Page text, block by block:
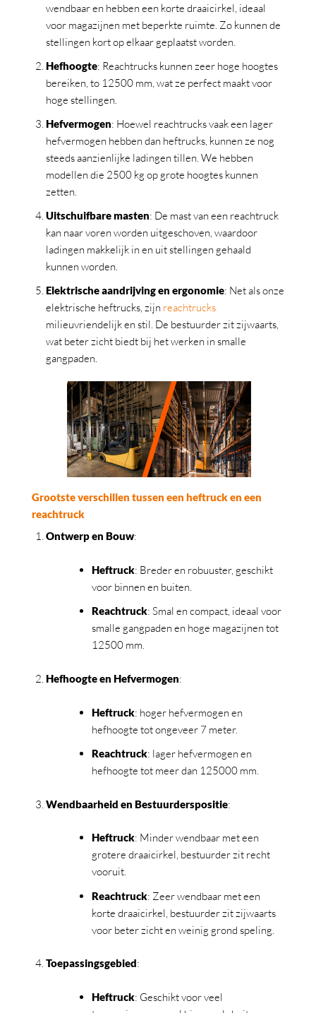
wendbaar en hebben een korte draaicirkel, ideaal
voor magazijnen met beperkte ruimte. Zo kunnen de
stellingen kort op elkaar geplaatst worden.
Hefhoogte: Reachtrucks kunnen zeer hoge hoogtes
bereiken, to 12500 mm, wat ze perfect maakt voor
hoge stellingen.
Hefvermogen: Hoewel reachtrucks vaak een lager
hefvermogen hebben dan heftrucks, kunnen ze nog
steeds aanzienlijke ladingen tillen. We hebben
modellen die 2500 kg op grote hoogtes kunnen
zetten.
Uitschuifbare masten: De mast van een reachtruck
kan naar voren worden uitgeschoven, waardoor
ladingen makkelijk in en uit stellingen gehaald
kunnen worden.
Elektrische aandrijving en ergonomie: Net als onze
elektrische heftrucks, zijn reachtrucks
milieuvriendelijk en stil. De bestuurder zit zijwaarts,
wat beter zicht biedt bij het werken in smalle
gangpaden.
Grootste verschillen tussen een heftruck en een
reachtruck
Ontwerp en Bouw:
Heftruck: Breder en robuuster, geschikt
voor binnen en buiten.
Reachtruck: Smal en compact, ideaal voor
smalle gangpaden en hoge magazijnen tot
12500 mm.
Hefhoogte en Hefvermogen:
Heftruck: hoger hefvermogen en
hefhoogte tot ongeveer 7 meter.
Reachtruck: lager hefvermogen en
hefhoogte tot meer dan 125000 mm.
Wendbaarheid en Bestuurderspositie:
Heftruck: Minder wendbaar met een
grotere draaicirkel, bestuurder zit recht
vooruit.
Reachtruck: Zeer wendbaar met een
korte draaicirkel, bestuurder zit zijwaarts
voor beter zicht en weinig grond speling.
Toepassingsgebied:
Heftruck: Geschikt voor veel